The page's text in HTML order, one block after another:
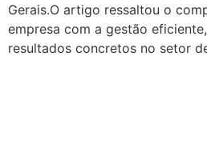
Gerais.O artigo ressaltou o
empresa com a gestão
resultados concretos no setor